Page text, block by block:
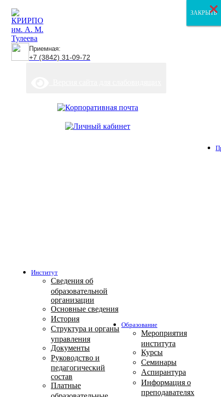
Приемная:
+7 (3842) 31-09-72
Институт
Сведения об
образовательной
организации
Основные сведения
История
Структура и органы
управления
Документы
Руководство и
педагогический
состав
Платные
Образование
Мероприятия
института
Курсы
Семинары
Аспирантура
Информация о
преподавателях
ЗАКРЫТЬ
ЗАКРЫТЬ
ЗАКРЫТЬ
×
×
×